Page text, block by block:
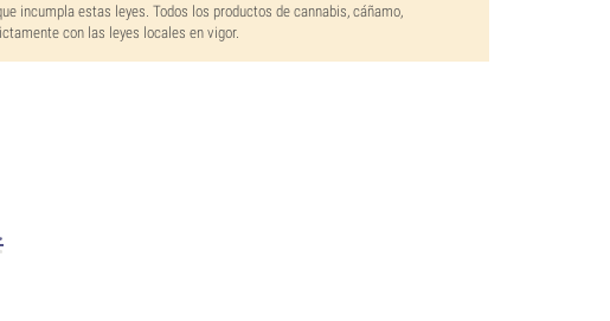
incumpla estas leyes. Todos los productos de cannabis, cáñamo,
con las leyes locales en vigor.